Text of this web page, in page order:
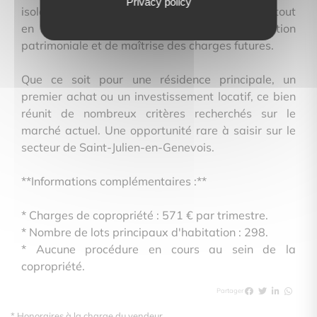
isolation extérieure, constituant un véritable atout
en matière de confort thermique, de valorisation
patrimoniale et de maîtrise des charges futures.
Que ce soit pour une résidence principale, un
premier achat ou un investissement locatif, ce bien
réunit de nombreux critères recherchés sur le
marché actuel. Une opportunité rare à saisir sur le
secteur de Saint-Julien-en-Genevois.
**Informations complémentaires :**
* Charges de copropriété : 571 € par trimestre.
* Nombre de lots principaux d'habitation : 298.
* Aucune procédure en cours au sein de la
copropriété.
Partager